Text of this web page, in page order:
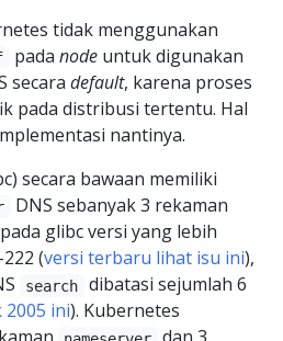
tidak menggunakan
pada nodeuntuk digunakan
secara default, karena proses
pada distribusi tertentu. Hal
nantinya.
secara bawaan memiliki
DNS sebanyak 3 rekaman
glibc versi yang lebih
(versi terbaru lihat isu ini),
search
dibatasi sejumlah 6
2005 ini). Kubernetes